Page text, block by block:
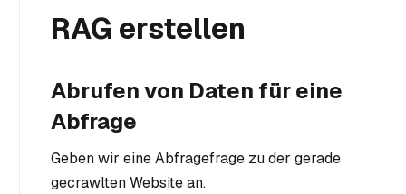
RAG erstellen
Abrufen von Daten für eine
Abfrage
Geben wir eine Abfragefrage zu der gerade
gecrawlten Website an.